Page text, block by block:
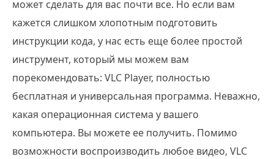
может сделать для вас почти все. Но если вам
кажется слишком хлопотным подготовить
инструкции кода, у нас есть еще более простой
инструмент, который мы можем вам
порекомендовать: VLC Player, полностью
бесплатная и универсальная программа. Неважно,
какая операционная система у вашего
компьютера. Вы можете ее получить. Помимо
возможности воспроизводить любое видео, VLC